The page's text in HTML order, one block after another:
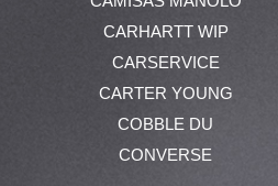
CARHARTT WIP
CARSERVICE
CARTER YOUNG
COBBLE DU
CONVERSE